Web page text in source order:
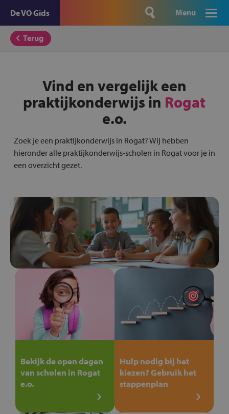
De VO Gids Menu
Terug
Vind en vergelijk een
praktijkonderwijs in Rogat
e.o.
Zoek je een praktijkonderwijs in Rogat? Wij hebben
hieronder alle praktijkonderwijs-scholen in Rogat voor je in
een overzicht gezet.
Bekijk de open dagen
van scholen in Rogat
e.o.
Hulp nodig bij het
kiezen? Gebruik het
stappenplan